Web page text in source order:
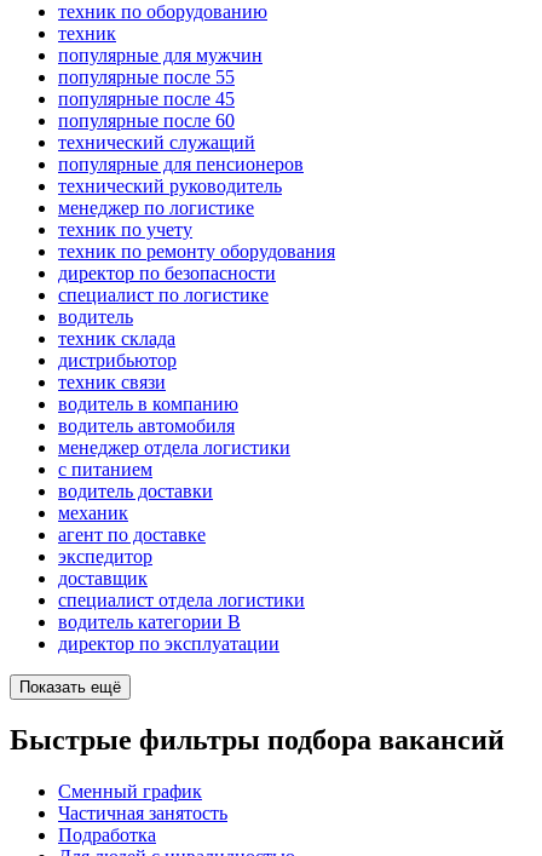
техник по оборудованию
техник
популярные для мужчин
популярные после 55
популярные после 45
популярные после 60
технический служащий
популярные для пенсионеров
технический руководитель
менеджер по логистике
техник по учету
техник по ремонту оборудования
директор по безопасности
специалист по логистике
водитель
техник склада
дистрибьютор
техник связи
водитель в компанию
водитель автомобиля
менеджер отдела логистики
с питанием
водитель доставки
механик
агент по доставке
экспедитор
доставщик
специалист отдела логистики
водитель категории B
директор по эксплуатации
Показать ещё
Быстрые фильтры подбора вакансий
Сменный график
Частичная занятость
Подработка